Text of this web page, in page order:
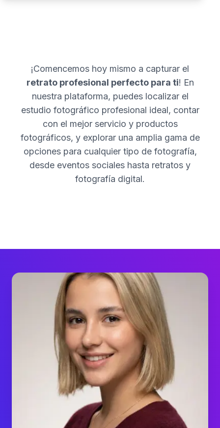
¡Comencemos hoy mismo a capturar el
retrato profesional perfecto para ti! En
nuestra plataforma, puedes localizar el
estudio fotográfico profesional ideal, contar
con el mejor servicio y productos
fotográficos, y explorar una amplia gama de
opciones para cualquier tipo de fotografía,
desde eventos sociales hasta retratos y
fotografía digital.